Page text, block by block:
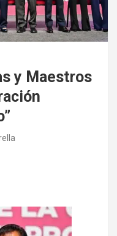
y Maestros